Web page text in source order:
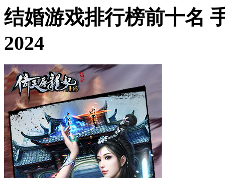
结婚游戏排行榜前十名
2024